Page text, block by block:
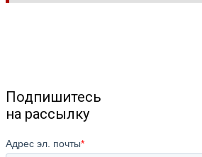
Подпишитесь
на рассылку